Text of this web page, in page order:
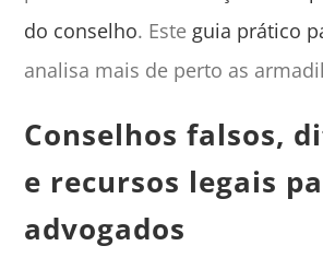
do conselho. Este guia prático
analisa mais de perto as
Conselhos falsos,
e recursos legais
advogados